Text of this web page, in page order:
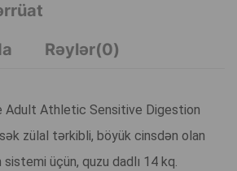
Rəylər(0)
Adult Athletic Sensitive Digestion
zülal tərkibli, böyük cinsdən olan
üçün, quzu dadlı 14 kq.